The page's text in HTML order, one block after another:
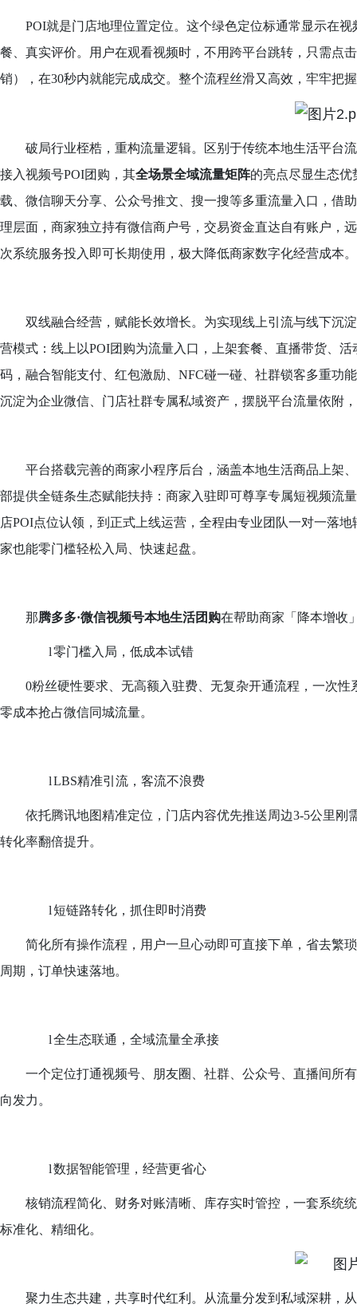
POI就是门店地理位置定位。这个绿色定位标通常显示在视
餐、真实评价。用户在观看视频时，不用跨平台跳转，只需
销），在30秒内就能完成成交。整个流程丝滑又高效，牢牢把
破局行业桎梏，重构流量逻辑。区别于传统本地生活平台
接入视频号POI团购，其全场景全域流量矩阵的亮点尽显生态优
载、微信聊天分享、公众号推文、搜一搜等多重流量入口，借
理层面，商家独立持有微信商户号，交易资金直达自有账户，
次系统服务投入即可长期使用，极大降低商家数字化经营成本。
双线融合经营，赋能长效增长。为实现线上引流与线下沉
营模式 ： 线上以POI团购为流量入口，上架套餐、直播带货、
码，融合智能支付、红包激励、NFC碰一碰、社群锁客多重功
沉淀为企业微信、门店社群专属私域资产，摆脱平台流量依附
平台搭载完善的商家小程序后台，涵盖本地生活商品上架
部提供全链条生态赋能扶持：商家入驻即可尊享专属短视频流
店POI点位认领，到正式上线运营，全程由专业团队一对一落
家也能零门槛轻松入局、快速起盘。
那腾多多·微信视频号本地生活团购在帮助商家 「 降本增收
l零门槛入局，低成本试错
0粉丝硬性要求、无高额入驻费、无复杂开通流程，一次
零成本抢占微信同城流量。
lLBS精准引流，客流不浪费
依托腾讯地图精准定位，门店内容优先推送周边3-5公里
转化率翻倍提升。
l短链路转化，抓住即时消费
简化所有操作流程，用户一旦心动即可直接下单，省去繁
周期，订单快速落地。
l全生态联通 ，全域流量全承接
一个定位打通视频号、朋友圈、社群、公众号、直播间所
向发力。
l数据智能管理，经营更省心
核销流程简化、财务对账清晰、库存实时管控，一套系统
标准化、精细化。
聚力生态共建，共享时代红利。从流量分发到私域深耕，